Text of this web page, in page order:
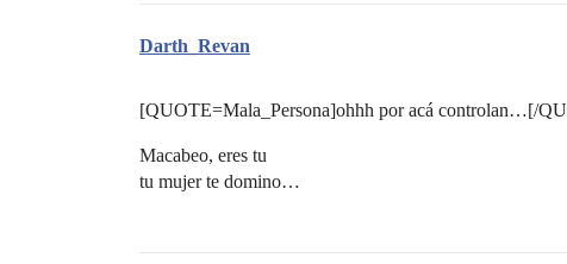
Darth_Revan
[QUOTE=Mala_Persona]ohhh por acá controlan…[/
Macabeo, eres tu
tu mujer te domino…